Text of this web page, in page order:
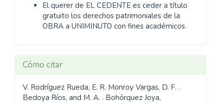
El querer de EL CEDENTE es ceder a título
gratuito los derechos patrimoniales de la
OBRA a UNIMINUTO con fines académicos.
Cómo citar
V. Rodríguez Rueda, E. R. Monroy Vargas, D. F. .
Bedoya Ríos, and M. A. . Bohórquez Joya,